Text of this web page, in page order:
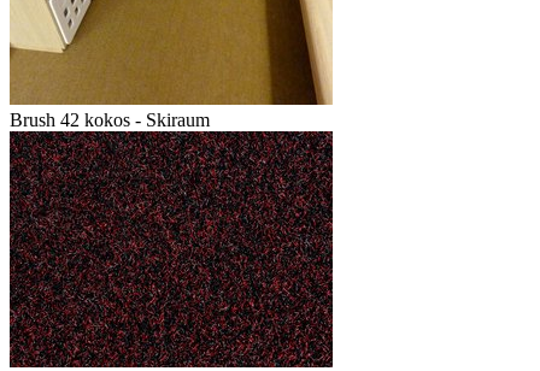
Brush 42 kokos - Skiraum